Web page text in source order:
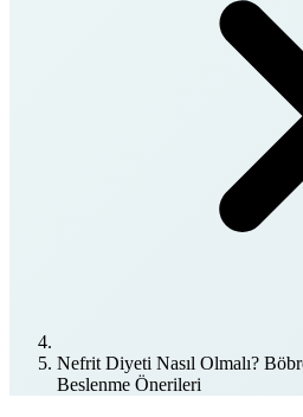
Nefrit Diyeti Nasıl Olmalı?
Beslenme Önerileri